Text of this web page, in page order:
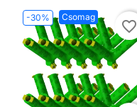
-30% Csomag
favorite_border